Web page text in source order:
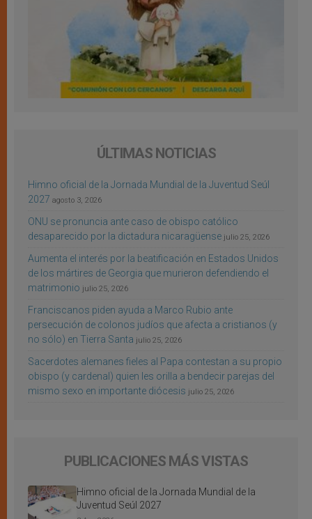
ÚLTIMAS NOTICIAS
Himno oficial de la Jornada Mundial de la Juventud Seúl
2027 agosto 3, 2026
ONU se pronuncia ante caso de obispo católico
desaparecido por la dictadura nicaragüense julio 25, 2026
Aumenta el interés por la beatificación en Estados Unidos
de los mártires de Georgia que murieron defendiendo el
matrimonio julio 25, 2026
Franciscanos piden ayuda a Marco Rubio ante
persecución de colonos judíos que afecta a cristianos (y
no sólo) en Tierra Santa julio 25, 2026
Sacerdotes alemanes fieles al Papa contestan a su propio
obispo (y cardenal) quien les orilla a bendecir parejas del
mismo sexo en importante diócesis julio 25, 2026
PUBLICACIONES MÁS VISTAS
Himno oficial de la Jornada Mundial de la
Juventud Seúl 2027